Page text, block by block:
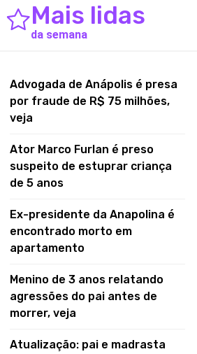
Mais lidas
da semana
Advogada de Anápolis é presa
por fraude de R$ 75 milhões,
veja
Ator Marco Furlan é preso
suspeito de estuprar criança
de 5 anos
Ex-presidente da Anapolina é
encontrado morto em
apartamento
Menino de 3 anos relatando
agressões do pai antes de
morrer, veja
Atualização: pai e madrasta